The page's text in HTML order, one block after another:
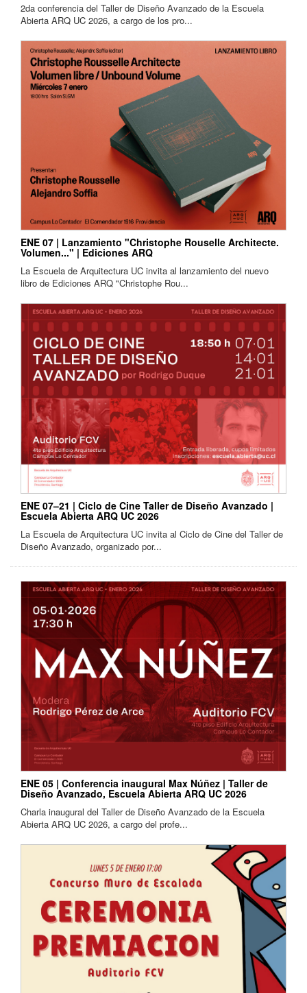
2da conferencia del Taller de Diseño Avanzado de la Escuela
Abierta ARQ UC 2026, a cargo de los pro...
ENE 07 | Lanzamiento "Christophe Rouselle Architecte.
Volumen..." | Ediciones ARQ
La Escuela de Arquitectura UC invita al lanzamiento del nuevo
libro de Ediciones ARQ "Christophe Rou...
ENE 07–21 | Ciclo de Cine Taller de Diseño Avanzado |
Escuela Abierta ARQ UC 2026
La Escuela de Arquitectura UC invita al Ciclo de Cine del Taller de
Diseño Avanzado, organizado por...
ENE 05 | Conferencia inaugural Max Núñez | Taller de
Diseño Avanzado, Escuela Abierta ARQ UC 2026
Charla inaugural del Taller de Diseño Avanzado de la Escuela
Abierta ARQ UC 2026, a cargo del profe...